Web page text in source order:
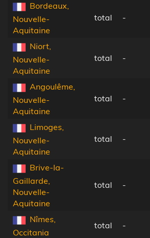
Bordeaux,
Nouvelle-
Aquitaine
total -
Niort,
Nouvelle-
Aquitaine
total -
Angoulême,
Nouvelle-
Aquitaine
total -
Limoges,
Nouvelle-
Aquitaine
total -
Brive-la-
Gaillarde,
Nouvelle-
Aquitaine
total -
Nîmes,
Occitania
total -